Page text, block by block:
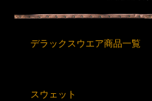
デラックスウエア商品一覧
スウェット